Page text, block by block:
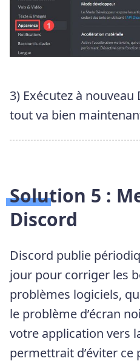
3) Exécutez à
tout va bien
Solution 5 :
Discord
Discord publie
jour pour corriger les
problèmes logiciels,
le problème d’écran
votre application vers
permettrait d’éviter ce